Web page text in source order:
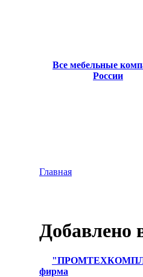
Все мебельные
России
Главная
Добавлено
фирма